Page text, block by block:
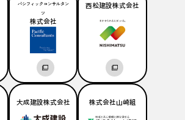
パシフィックコンサルタン
ツ
株式会社
西松建設株式会社
大成建設株式会社 株式会社山崎組